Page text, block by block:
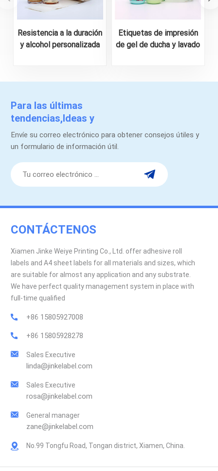
Resistencia a la duración
y alcohol personalizada
Etiquetas de impresión
de gel de ducha y lavado
Para las últimas
tendencias,Ideas y
promociones.
Envíe su correo electrónico para obtener consejos útiles y
un formulario de información útil.
CONTÁCTENOS
Xiamen Jinke Weiye Printing Co., Ltd. offer adhesive roll
labels and A4 sheet labels for all materials and sizes, which
are suitable for almost any application and any substrate.
We have perfect quality management system in place with
full-time qualified
+86 15805927008
+86 15805928278
Sales Executive
linda@jinkelabel.com
Sales Executive
rosa@jinkelabel.com
General manager
zane@jinkelabel.com
No.99 Tongfu Road, Tongan district, Xiamen, China.